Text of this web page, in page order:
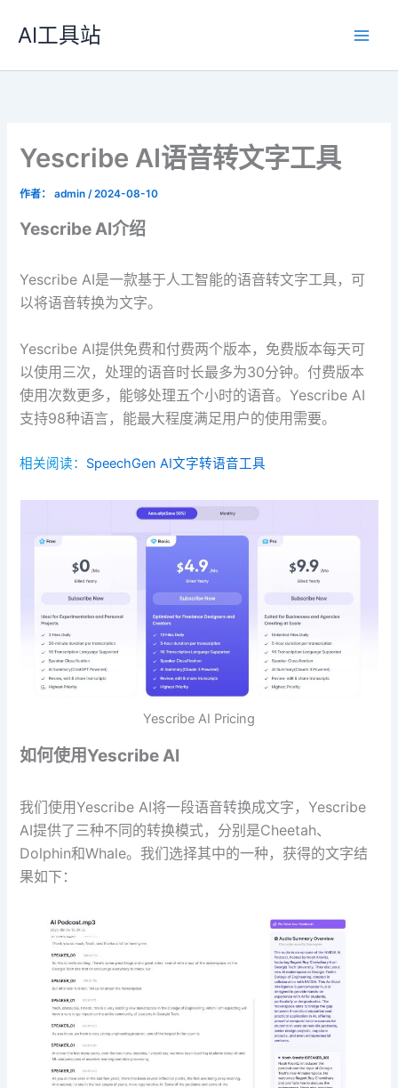
容
AI工具站
Yescribe AI语音转文字工具
作者： admin/2024-08-10
Yescribe AI介绍
Yescribe AI是一款基于人工智能的语音转文字工具，可
以将语音转换为文字。
Yescribe AI提供免费和付费两个版本，免费版本每天可
以使用三次，处理的语音时长最多为30分钟。付费版本
使用次数更多，能够处理五个小时的语音。Yescribe AI
支持98种语言，能最大程度满足用户的使用需要。
相关阅读： SpeechGen AI文字转语音工具
Yescribe AI Pricing
如何使用Yescribe AI
我们使用Yescribe AI将一段语音转换成文字，Yescribe
AI提供了三种不同的转换模式，分别是Cheetah、
Dolphin和Whale。我们选择其中的一种，获得的文字结
果如下：